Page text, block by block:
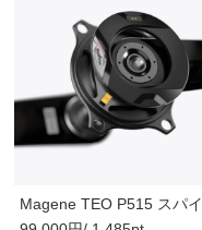
Magene TEO P515 スパイ